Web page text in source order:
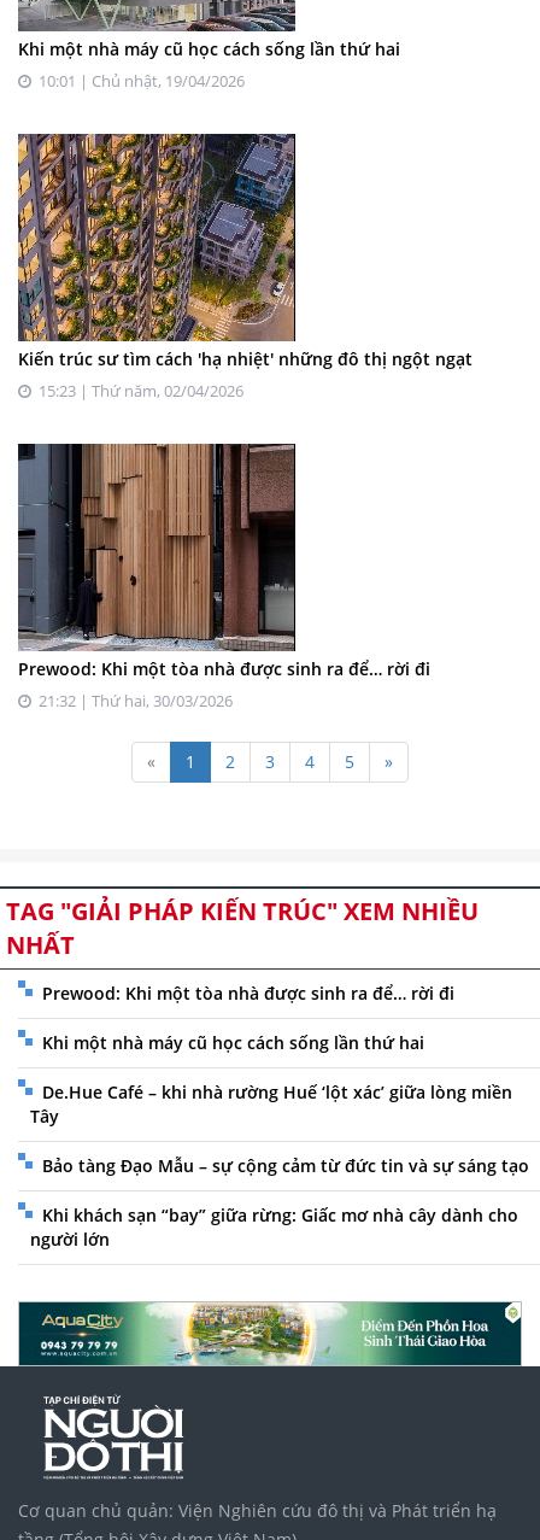
Khi một nhà máy cũ học cách sống lần thứ hai
10:01 | Chủ nhật, 19/04/2026
Kiến trúc sư tìm cách 'hạ nhiệt' những đô thị ngột ngạt
15:23 | Thứ năm, 02/04/2026
Prewood: Khi một tòa nhà được sinh ra để… rời đi
21:32 | Thứ hai, 30/03/2026
« 1 2 3 4 5 »
TAG "GIẢI PHÁP KIẾN TRÚC" XEM NHIỀU
NHẤT
Prewood: Khi một tòa nhà được sinh ra để… rời đi
Khi một nhà máy cũ học cách sống lần thứ hai
De.Hue Café – khi nhà rường Huế ‘lột xác’ giữa lòng miền
Tây
Bảo tàng Đạo Mẫu – sự cộng cảm từ đức tin và sự sáng tạo
Khi khách sạn “bay” giữa rừng: Giấc mơ nhà cây dành cho
người lớn
Cơ quan chủ quản: Viện Nghiên cứu đô thị và Phát triển hạ